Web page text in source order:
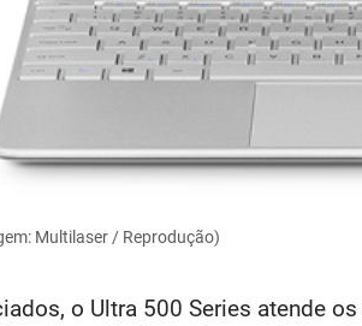
Multilaser / Reprodução)
o Ultra 500 Series atende